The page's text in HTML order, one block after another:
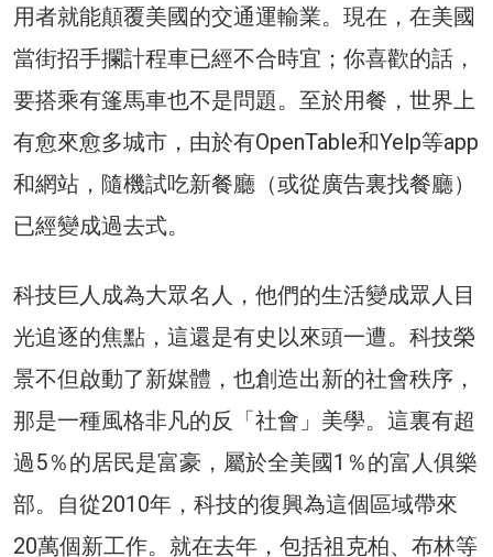
用者就能顛覆美國的交通運輸業。現在，在美國
當街招手攔計程車已經不合時宜；你喜歡的話，
要搭乘有篷馬車也不是問題。至於用餐，世界上
有愈來愈多城市，由於有OpenTable和Yelp等app
和網站，隨機試吃新餐廳（或從廣告裏找餐廳）
已經變成過去式。
科技巨人成為大眾名人，他們的生活變成眾人目
光追逐的焦點，這還是有史以來頭一遭。科技榮
景不但啟動了新媒體，也創造出新的社會秩序，
那是一種風格非凡的反「社會」美學。這裏有超
過5％的居民是富豪，屬於全美國1％的富人俱樂
部。自從2010年，科技的復興為這個區域帶來
20萬個新工作。就在去年，包括祖克柏、布林等